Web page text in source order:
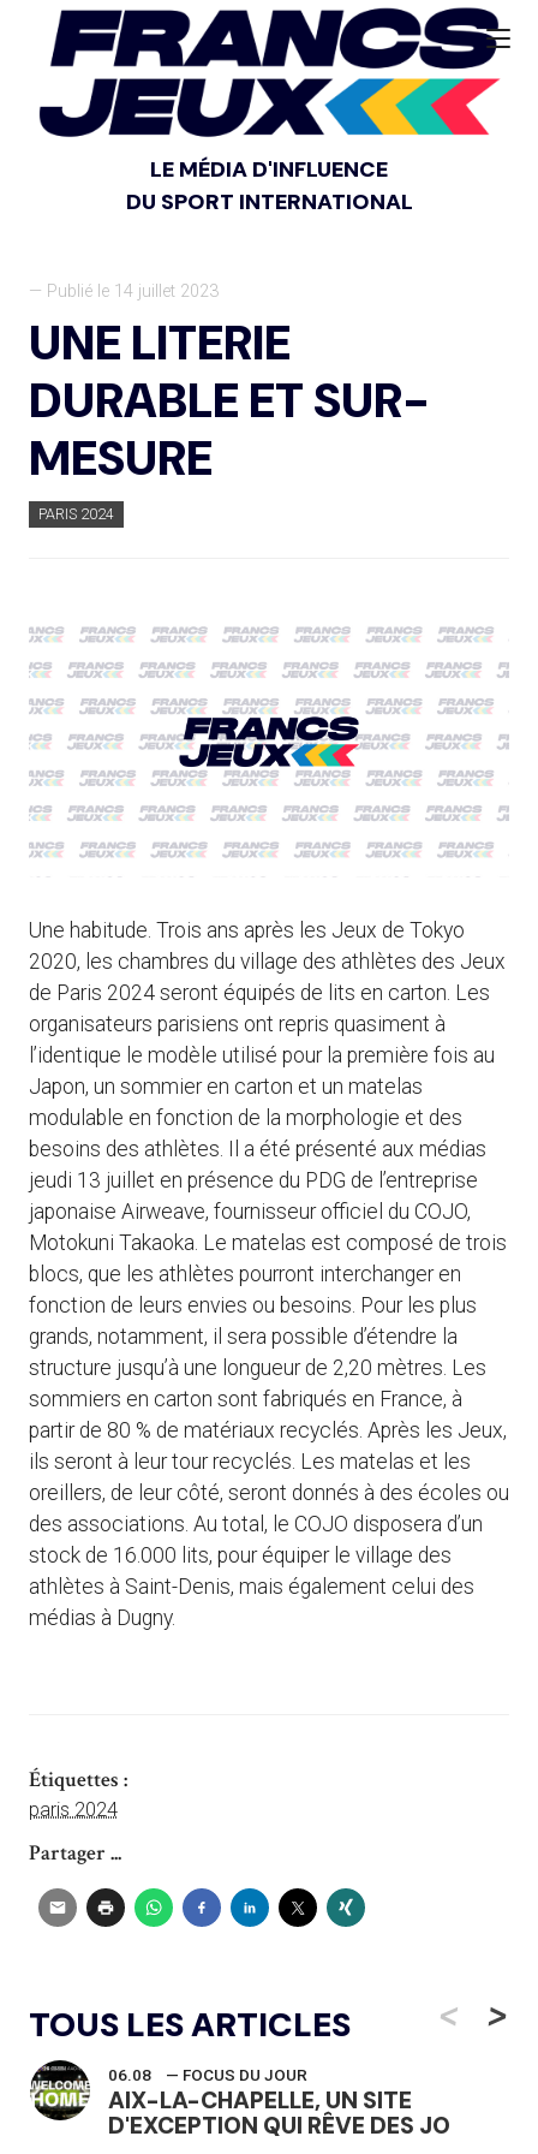
LE MÉDIA D'INFLUENCE
DU SPORT INTERNATIONAL
— Publié le 14 juillet 2023
UNE LITERIE
DURABLE ET SUR-
MESURE
PARIS 2024
Une habitude. Trois ans après les Jeux de Tokyo
2020, les chambres du village des athlètes des Jeux
de Paris 2024 seront équipés de lits en carton. Les
organisateurs parisiens ont repris quasiment à
l’identique le modèle utilisé pour la première fois au
Japon, un sommier en carton et un matelas
modulable en fonction de la morphologie et des
besoins des athlètes. Il a été présenté aux médias
jeudi 13 juillet en présence du PDG de l’entreprise
japonaise Airweave, fournisseur officiel du COJO,
Motokuni Takaoka. Le matelas est composé de trois
blocs, que les athlètes pourront interchanger en
fonction de leurs envies ou besoins. Pour les plus
grands, notamment, il sera possible d’étendre la
structure jusqu’à une longueur de 2,20 mètres. Les
sommiers en carton sont fabriqués en France, à
partir de 80 % de matériaux recyclés. Après les Jeux,
ils seront à leur tour recyclés. Les matelas et les
oreillers, de leur côté, seront donnés à des écoles ou
des associations. Au total, le COJO disposera d’un
stock de 16.000 lits, pour équiper le village des
athlètes à Saint-Denis, mais également celui des
médias à Dugny.
Étiquettes :
paris 2024
Partager ...
TOUS LES ARTICLES <
06.08 — FOCUS DU JOUR
AIX-LA-CHAPELLE, UN SITE
D'EXCEPTION QUI RÊVE DES JO
>